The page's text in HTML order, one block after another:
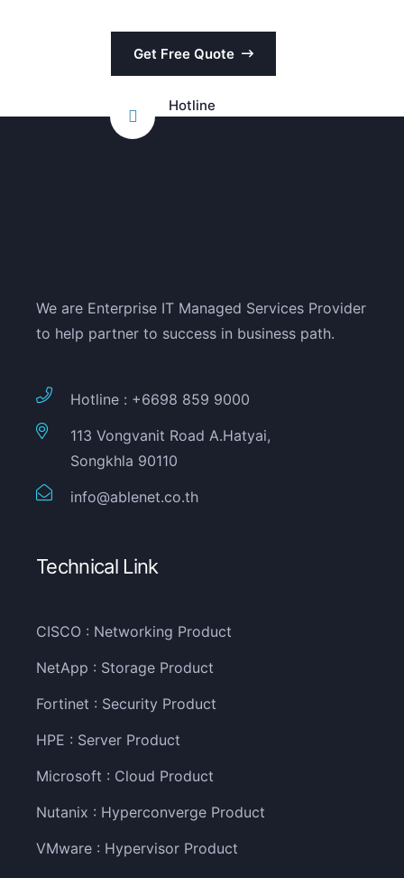
Get Free Quote
Hotline
We are Enterprise IT Managed Services Provider
to help partner to success in business path.
Hotline : +6698 859 9000
113 Vongvanit Road A.Hatyai,
Songkhla 90110
info@ablenet.co.th
Technical Link
CISCO : Networking Product
NetApp : Storage Product
Fortinet : Security Product
HPE : Server Product
Microsoft : Cloud Product
Nutanix : Hyperconverge Product
VMware : Hypervisor Product